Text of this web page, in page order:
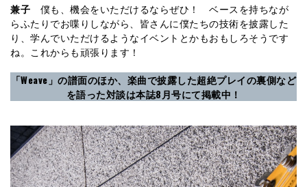
兼子 僕も、機会をいただけるならぜひ！ ベースを持ちなが
らふたりでお喋りしながら、皆さんに僕たちの技術を披露した
り、学んでいただけるようなイベントとかもおもしろそうです
ね。これからも頑張ります！
「Weave」の譜面のほか、楽曲で披露した超絶プレイの裏側など
を語った対談は本誌8月号にて掲載中！